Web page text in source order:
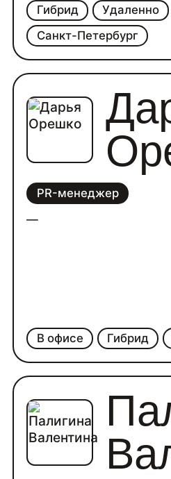
Гибрид
Удаленно
Санкт-Петербург
В офисе Гибрид
PR-менеджер
—